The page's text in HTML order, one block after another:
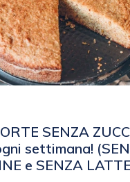
SENZA
settimana!
e SENZA